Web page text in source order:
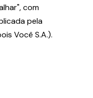
com
pela
Você S.A.).